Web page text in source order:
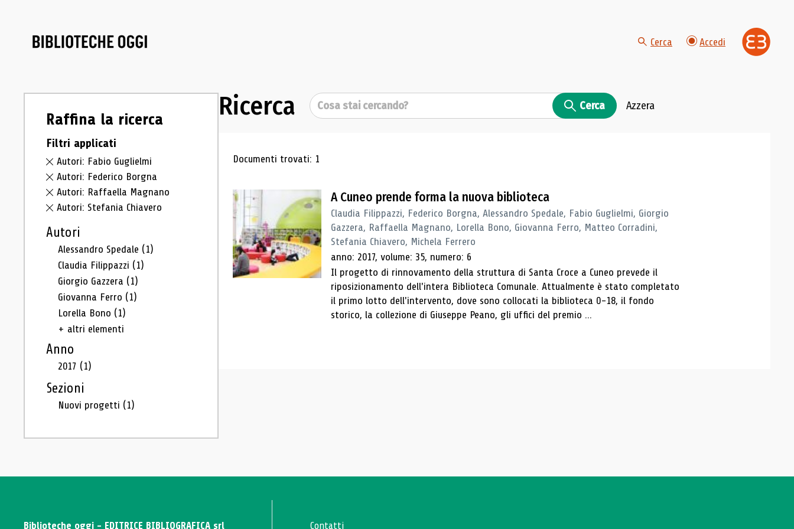
Cerca Accedi
Raffina la ricerca
Filtri applicati
Autori: Fabio Guglielmi
Autori: Federico Borgna
Autori: Raffaella Magnano
Autori: Stefania Chiavero
Autori
Alessandro Spedale (1)
Claudia Filippazzi (1)
Giorgio Gazzera (1)
Giovanna Ferro (1)
Lorella Bono (1)
+ altri elementi
Anno
2017 (1)
Sezioni
Nuovi progetti (1)
Ricerca Cerca Cerca Azzera
Risultati di ricerca
Documenti trovati: 1
A Cuneo prende forma la nuova biblioteca
Claudia Filippazzi, Federico Borgna, Alessandro Spedale, Fabio Guglielmi, Giorgio
Gazzera, Raffaella Magnano, Lorella Bono, Giovanna Ferro, Matteo Corradini,
Stefania Chiavero, Michela Ferrero
anno: 2017, volume: 35, numero: 6
Il progetto di rinnovamento della struttura di Santa Croce a Cuneo prevede il
riposizionamento dell'intera Biblioteca Comunale. Attualmente è stato completato
il primo lotto dell'intervento, dove sono collocati la biblioteca 0-18, il fondo
storico, la collezione di Giuseppe Peano, gli uffici del premio ...
Biblioteche oggi - EDITRICE BIBLIOGRAFICA srl Contatti